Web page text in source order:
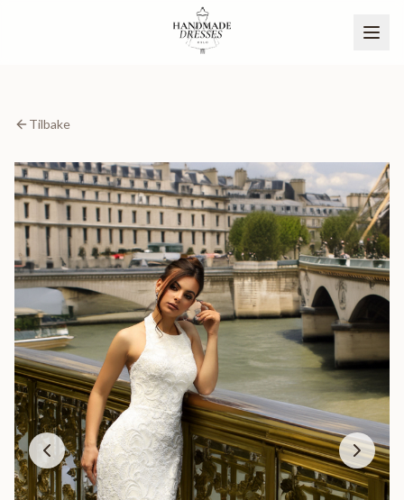
NO BLI PARTNER
Tilbake